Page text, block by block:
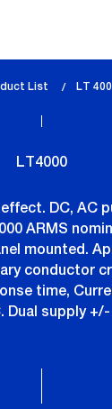
List LT
LT4000
DC, AC
ARMS
mounted.
conductor
time,
Dual supply +/-